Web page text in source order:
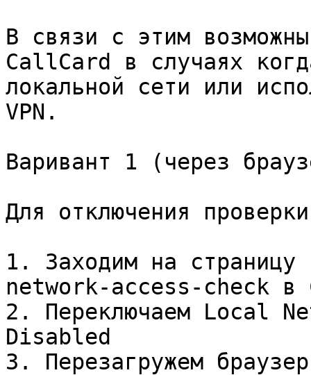
В связи с этим
CallCard в случаях
локальной сети или
VPN.
Варивант 1 (через
Для отключения
1. Заходим на
network-access-check в
2. Переключаем Local
Disabled
3. Перезагружем